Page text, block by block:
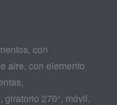
con
aire, con elemento
270°, móvil.